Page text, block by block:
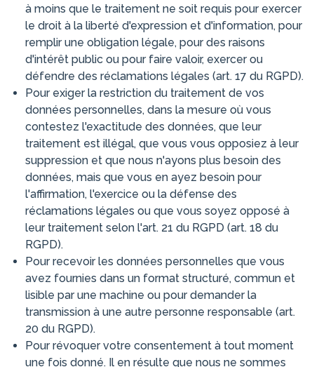
à moins que le traitement ne soit requis pour exercer
le droit à la liberté d'expression et d'information, pour
remplir une obligation légale, pour des raisons
d'intérêt public ou pour faire valoir, exercer ou
défendre des réclamations légales (art. 17 du RGPD).
Pour exiger la restriction du traitement de vos
données personnelles, dans la mesure où vous
contestez l'exactitude des données, que leur
traitement est illégal, que vous vous opposiez à leur
suppression et que nous n'ayons plus besoin des
données, mais que vous en ayez besoin pour
l'affirmation, l'exercice ou la défense des
réclamations légales ou que vous soyez opposé à
leur traitement selon l'art. 21 du RGPD (art. 18 du
RGPD).
Pour recevoir les données personnelles que vous
avez fournies dans un format structuré, commun et
lisible par une machine ou pour demander la
transmission à une autre personne responsable (art.
20 du RGPD).
Pour révoquer votre consentement à tout moment
une fois donné. Il en résulte que nous ne sommes